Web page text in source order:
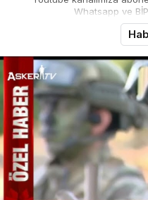
Whatsapp ve